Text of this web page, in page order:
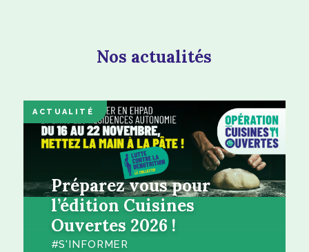
Nos actualités
ACTUALITÉ
Préparez vous pour
l’édition Cuisines
Ouvertes 2026 !
S'INFORMER